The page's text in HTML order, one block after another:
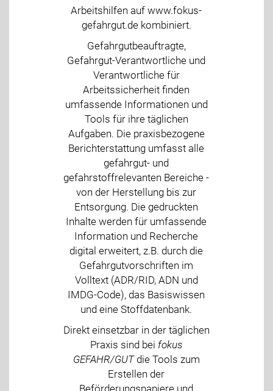
Arbeitshilfen auf www.fokus-
gefahrgut.de kombiniert.
Gefahrgutbeauftragte,
Gefahrgut-Verantwortliche und
Verantwortliche für
Arbeitssicherheit finden
umfassende Informationen und
Tools für ihre täglichen
Aufgaben. Die praxisbezogene
Berichterstattung umfasst alle
gefahrgut- und
gefahrstoffrelevanten Bereiche -
von der Herstellung bis zur
Entsorgung. Die gedruckten
Inhalte werden für umfassende
Information und Recherche
digital erweitert, z.B. durch die
Gefahrgutvorschriften im
Volltext (ADR/RID, ADN und
IMDG-Code), das Basiswissen
und eine Stoffdatenbank.
Direkt einsetzbar in der täglichen
Praxis sind bei fokus
GEFAHR/GUTdie Tools zum
Erstellen der
Beförderungspapiere und